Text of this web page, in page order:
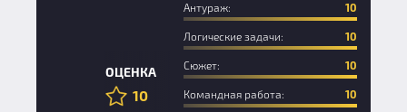
ОЦЕНКА
10
Антураж: 10
Логические задачи: 10
Сюжет: 10
Командная работа: 10